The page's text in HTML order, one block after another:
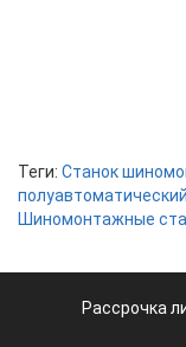
Теги: Станок
Шиномонтажные
Рассрочка